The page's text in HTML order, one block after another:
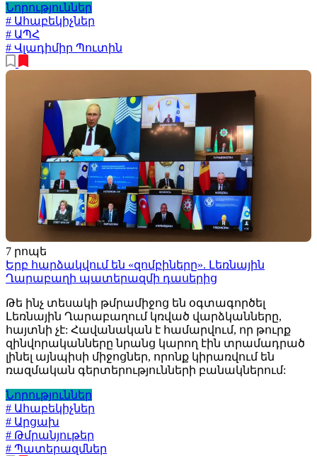
Նորություններ
# Ահաբեկիչներ
# ԱՊՀ
# Վլադիմիր Պուտին
7 րոպե
Երբ հարձակվում են «զոմբիները». Լեռնային
Ղարաբաղի պատերազմի դասերից
Թե ինչ տեսակի թմրամիջոց են օգտագործել
Լեռնային Ղարաբաղում կռված վարձկանները,
հայտնի չէ: Հավանական է համարվում, որ թուրք
զինվորականները նրանց կարող էին տրամադրած
լինել այնպիսի միջոցներ, որոնք կիրառվում են
ռազմական գերտերությունների բանակներում:
Նորություններ
# Ահաբեկիչներ
# Արցախ
# Թմրանյութեր
# Պատերազմներ